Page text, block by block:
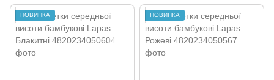
НОВИНКА НОВИНКА